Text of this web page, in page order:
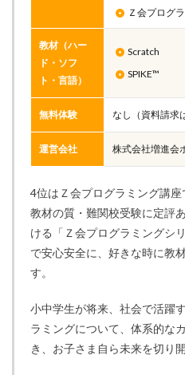
Ｚ会プログ
教材（ハー
ド・ソフ
ト・言語）
Scratch
SPIKE™
無料体験 なし（資料請求
運営会社 株式会社増進会
4位はＺ会プログラミング講
教材の質・難関校受験に定評
ける「Ｚ会プログラミングシ
で安心安全に、好きな時に教
す。
小中学生が将来、社会で活躍
ラミングについて、体系的な
き、お子さま自ら未来を切り